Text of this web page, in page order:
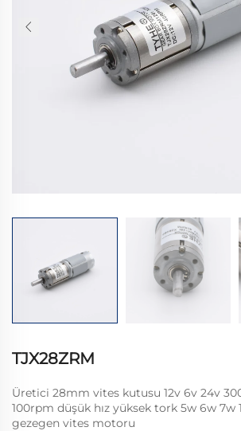
TJX28ZRM
Üretici 28mm vites kutusu 12v 6v 24v
100rpm düşük hız yüksek tork 5w 6w 7w
gezegen vites motoru